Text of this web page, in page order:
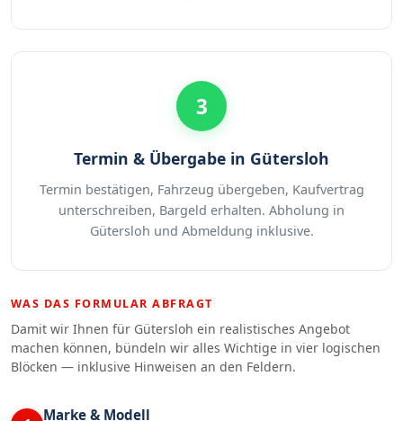
3
Termin & Übergabe in Gütersloh
Termin bestätigen, Fahrzeug übergeben, Kaufvertrag
unterschreiben, Bargeld erhalten. Abholung in
Gütersloh und Abmeldung inklusive.
WAS DAS FORMULAR ABFRAGT
Damit wir Ihnen für Gütersloh ein realistisches Angebot
machen können, bündeln wir alles Wichtige in vier logischen
Blöcken — inklusive Hinweisen an den Feldern.
Marke & Modell